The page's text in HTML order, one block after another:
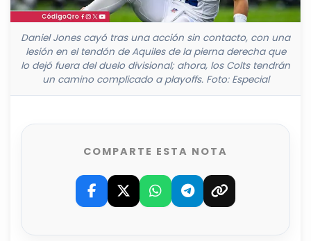
Daniel Jones cayó tras una acción sin contacto, con una
lesión en el tendón de Aquiles de la pierna derecha que
lo dejó fuera del duelo divisional; ahora, los Colts tendrán
un camino complicado a playoffs. Foto: Especial
COMPARTE ESTA NOTA